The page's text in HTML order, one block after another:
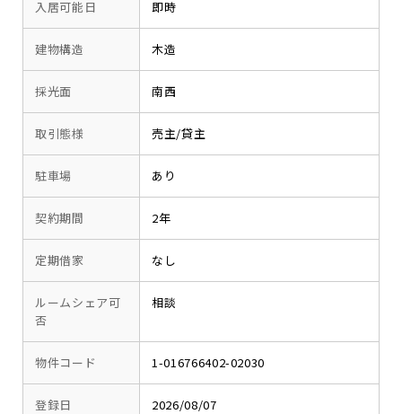
入居可能日 即時
建物構造 木造
採光面 南西
取引態様 売主/貸主
駐車場 あり
契約期間 2年
定期借家 なし
ルームシェア可
否
相談
物件コード 1-016766402-02030
登録日 2026/08/07